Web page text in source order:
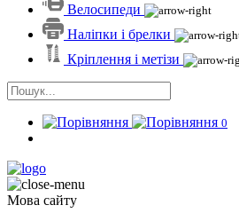
Велосипеди
Наліпки і брелки
Кріплення і метізи
0
Мова сайту